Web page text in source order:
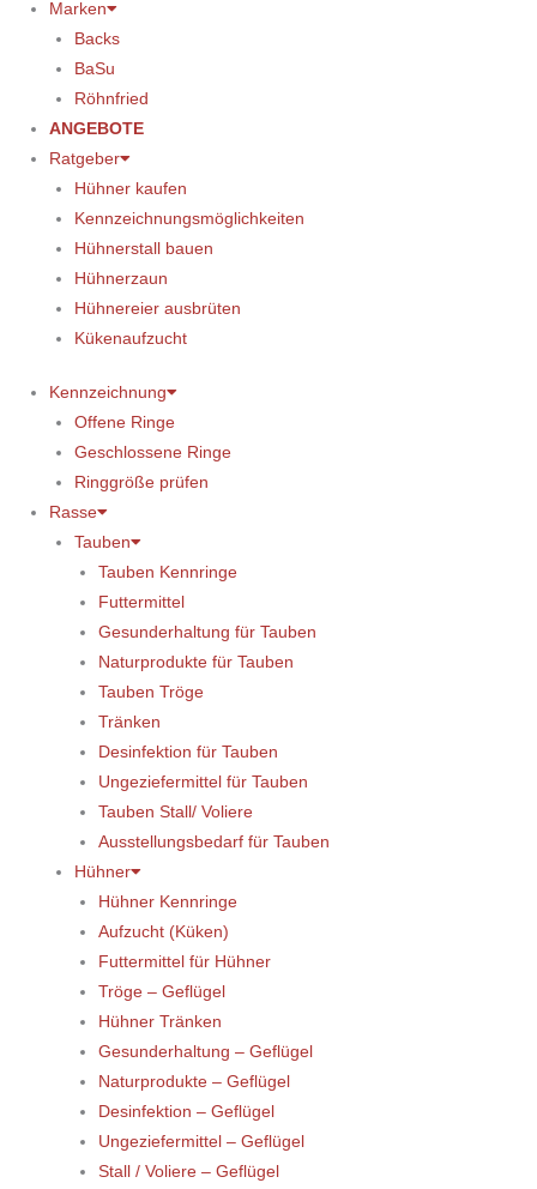
Marken
Backs
BaSu
Röhnfried
ANGEBOTE
Ratgeber
Hühner kaufen
Kennzeichnungsmöglichkeiten
Hühnerstall bauen
Hühnerzaun
Hühnereier ausbrüten
Kükenaufzucht
Kennzeichnung
Offene Ringe
Geschlossene Ringe
Ringgröße prüfen
Rasse
Tauben
Tauben Kennringe
Futtermittel
Gesunderhaltung für Tauben
Naturprodukte für Tauben
Tauben Tröge
Tränken
Desinfektion für Tauben
Ungeziefermittel für Tauben
Tauben Stall/ Voliere
Ausstellungsbedarf für Tauben
Hühner
Hühner Kennringe
Aufzucht (Küken)
Futtermittel für Hühner
Tröge – Geflügel
Hühner Tränken
Gesunderhaltung – Geflügel
Naturprodukte – Geflügel
Desinfektion – Geflügel
Ungeziefermittel – Geflügel
Stall / Voliere – Geflügel